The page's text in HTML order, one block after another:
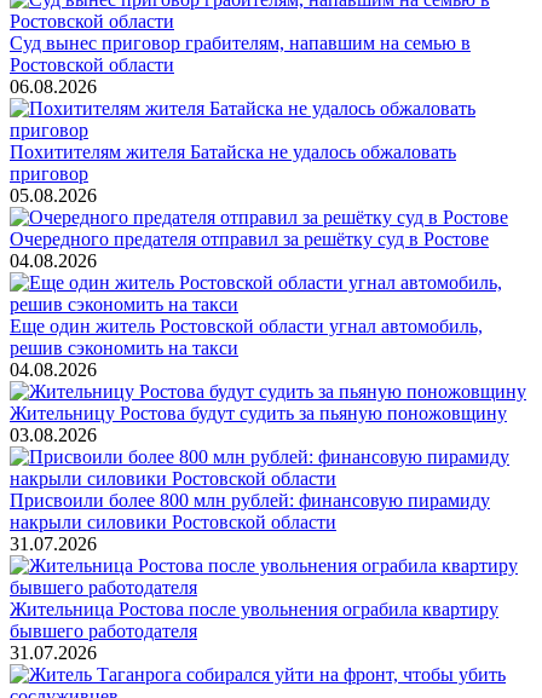
Суд вынес приговор грабителям, напавшим на семью в
Ростовской области
06.08.2026
Похитителям жителя Батайска не удалось обжаловать
приговор
05.08.2026
Очередного предателя отправил за решётку суд в Ростове
04.08.2026
Еще один житель Ростовской области угнал автомобиль,
решив сэкономить на такси
04.08.2026
Жительницу Ростова будут судить за пьяную поножовщину
03.08.2026
Присвоили более 800 млн рублей: финансовую пирамиду
накрыли силовики Ростовской области
31.07.2026
Жительница Ростова после увольнения ограбила квартиру
бывшего работодателя
31.07.2026